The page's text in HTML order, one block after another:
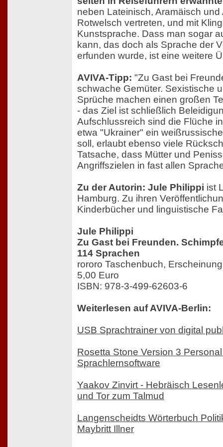
neben Lateinisch, Aramäisch
Rotwelsch vertreten, und mit
Kunstsprache. Dass man sogar
kann, das doch als Sprache der
erfunden wurde, ist eine weitere
AVIVA-Tipp: "Zu Gast bei
schwache Gemüter. Sexistische
Sprüche machen einen großen
- das Ziel ist schließlich
Aufschlussreich sind die Flüche
etwa "Ukrainer" ein
soll, erlaubt ebenso viele
Tatsache, dass Mütter und
Angriffszielen in fast allen
Zu der Autorin: Jule Philippi ist
Hamburg. Zu ihren
Kinderbücher und linguistische
Jule Philippi
Zu Gast bei Freunden.
114 Sprachen
rororo Taschenbuch,
5,00 Euro
ISBN: 978-3-499-62603-6
Weiterlesen auf AVIVA-Berlin:
USB Sprachtrainer von digital
Rosetta Stone Version 3
Sprachlernsoftware
Yaakov Zinvirt - Hebräisch
und Tor zum Talmud
Langenscheidts Wörterbuch
Maybritt Illner